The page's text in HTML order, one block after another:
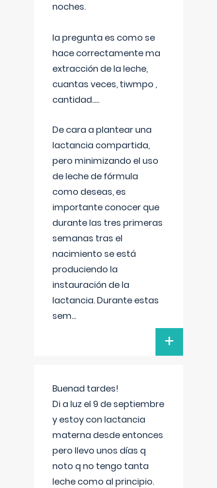
noches.
la pregunta es como se
hace correctamente ma
extracción de la leche,
cuantas veces, tiwmpo ,
cantidad.....
De cara a plantear una
lactancia compartida,
pero minimizando el uso
de leche de fórmula
como deseas, es
importante conocer que
durante las tres primeras
semanas tras el
nacimiento se está
produciendo la
instauración de la
lactancia. Durante estas
sem...
+
Buenad tardes!
Di a luz el 9 de septiembre
y estoy con lactancia
materna desde entonces
pero llevo unos días q
noto q no tengo tanta
leche como al principio.